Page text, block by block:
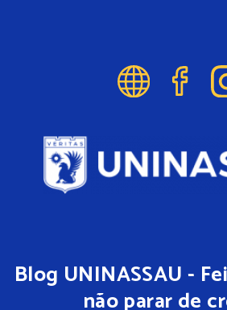
Blog UNINASSAU -
não parar de